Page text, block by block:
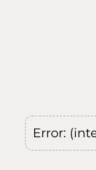
Error: